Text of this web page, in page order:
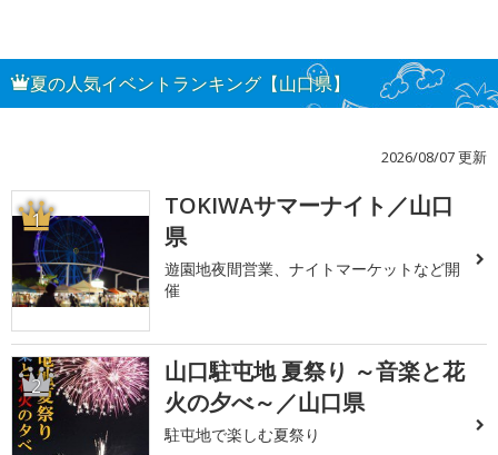
夏の人気イベントランキング【山口県】
2026/08/07 更新
1
TOKIWAサマーナイト／山口
県
遊園地夜間営業、ナイトマーケットなど開
催
2
山口駐屯地 夏祭り ～音楽と花
火の夕べ～／山口県
駐屯地で楽しむ夏祭り